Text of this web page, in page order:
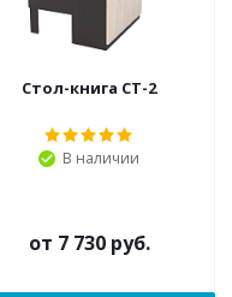
Стол-книга СТ-2
В наличии
от 7 730 руб.